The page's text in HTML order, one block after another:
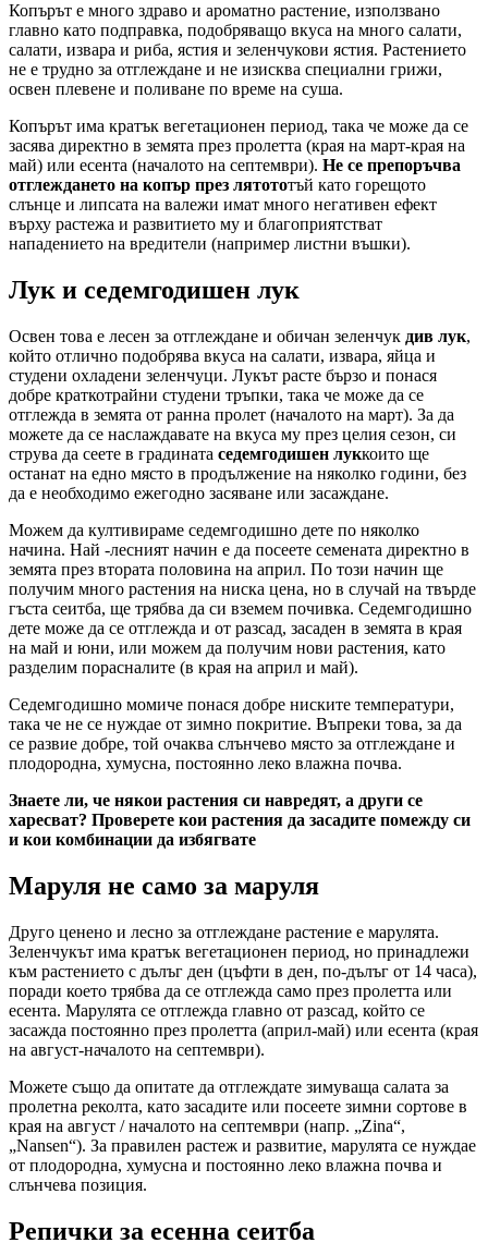
Копърът е много здраво и ароматно растение, използвано
главно като подправка, подобряващо вкуса на много салати,
салати, извара и риба, ястия и зеленчукови ястия. Растението
не е трудно за отглеждане и не изисква специални грижи,
освен плевене и поливане по време на суша.
Копърът има кратък вегетационен период, така че може да се
засява директно в земята през пролетта (края на март-края на
май) или есента (началото на септември). Не се препоръчва
отглеждането на копър през лятототъй като горещото
слънце и липсата на валежи имат много негативен ефект
върху растежа и развитието му и благоприятстват
нападението на вредители (например листни въшки).
Лук и седемгодишен лук
Освен това е лесен за отглеждане и обичан зеленчук див лук,
който отлично подобрява вкуса на салати, извара, яйца и
студени охладени зеленчуци. Лукът расте бързо и понася
добре краткотрайни студени тръпки, така че може да се
отглежда в земята от ранна пролет (началото на март). За да
можете да се наслаждавате на вкуса му през целия сезон, си
струва да сеете в градината седемгодишен луккоито ще
останат на едно място в продължение на няколко години, без
да е необходимо ежегодно засяване или засаждане.
Можем да култивираме седемгодишно дете по няколко
начина. Най -лесният начин е да посеете семената директно в
земята през втората половина на април. По този начин ще
получим много растения на ниска цена, но в случай на твърде
гъста сеитба, ще трябва да си вземем почивка. Седемгодишно
дете може да се отглежда и от разсад, засаден в земята в края
на май и юни, или можем да получим нови растения, като
разделим порасналите (в края на април и май).
Седемгодишно момиче понася добре ниските температури,
така че не се нуждае от зимно покритие. Въпреки това, за да
се развие добре, той очаква слънчево място за отглеждане и
плодородна, хумусна, постоянно леко влажна почва.
Знаете ли, че някои растения си навредят, а други се
харесват? Проверете кои растения да засадите помежду си
и кои комбинации да избягвате
Маруля не само за маруля
Друго ценено и лесно за отглеждане растение е марулята.
Зеленчукът има кратък вегетационен период, но принадлежи
към растението с дълъг ден (цъфти в ден, по-дълъг от 14 часа),
поради което трябва да се отглежда само през пролетта или
есента. Марулята се отглежда главно от разсад, който се
засажда постоянно през пролетта (април-май) или есента (края
на август-началото на септември).
Можете също да опитате да отглеждате зимуваща салата за
пролетна реколта, като засадите или посеете зимни сортове в
края на август / началото на септември (напр. „Zina“,
„Nansen“). За правилен растеж и развитие, марулята се нуждае
от плодородна, хумусна и постоянно леко влажна почва и
слънчева позиция.
Репички за есенна сеитба